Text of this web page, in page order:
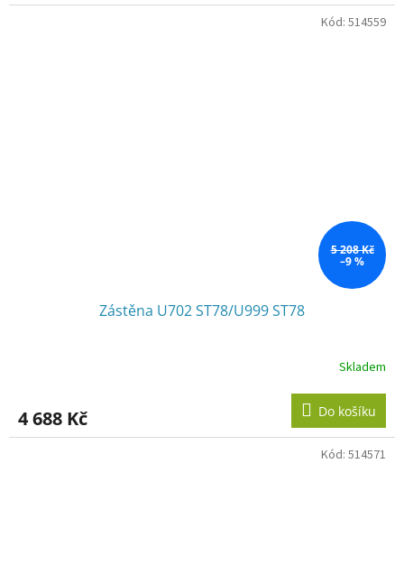
5 208 Kč
–9 %
Zástěna U702 ST78/U999 ST78
Skladem
4 688 Kč Do košíku
Kód: 514559
Kód: 514571